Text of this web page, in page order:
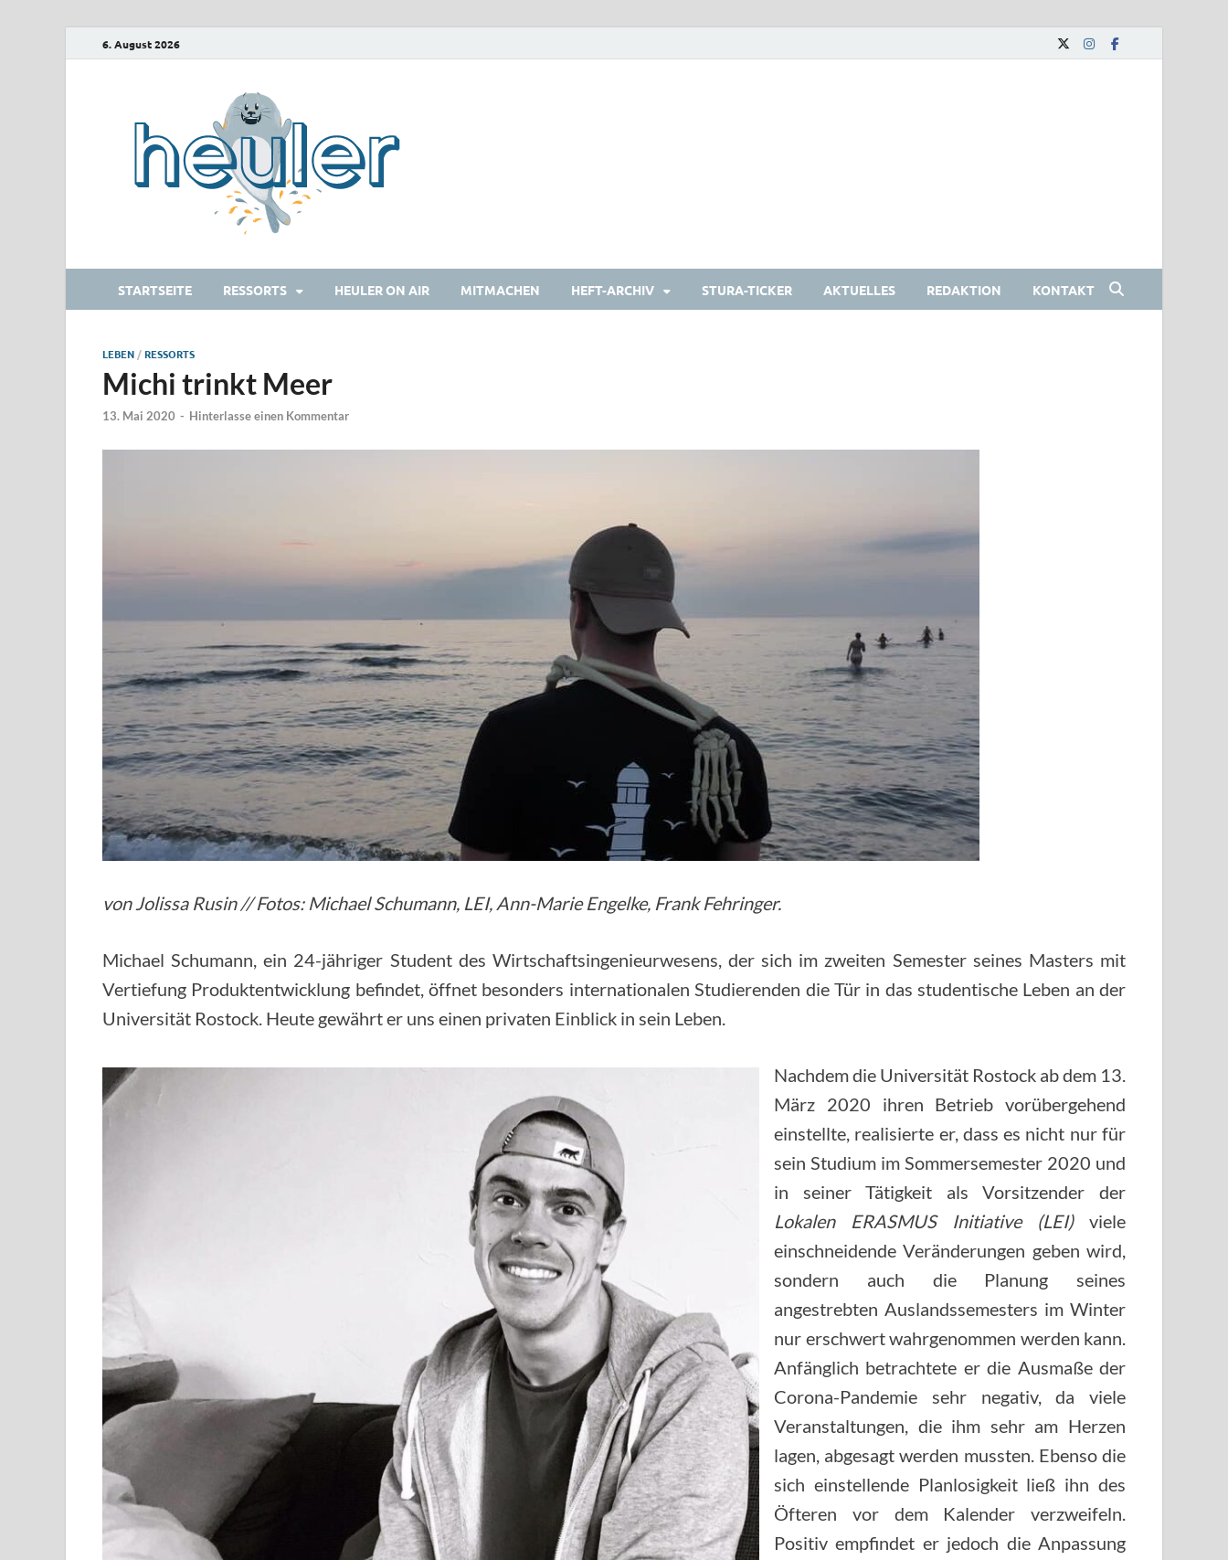
6. August 2026
STARTSEITE RESSORTS HEULER ON AIR MITMACHEN HEFT-ARCHIV STURA-TICKER AKTUELLES REDAKTION KONTAKT
LEBEN /RESSORTS
Michi trinkt Meer
13. Mai 2020 - Hinterlasse einen Kommentar
von Jolissa Rusin // Fotos: Michael Schumann, LEI, Ann-Marie Engelke, Frank Fehringer.
Michael Schumann, ein 24-jähriger Student des Wirtschaftsingenieurwesens, der sich im zweiten Semester seines Masters mit
Vertiefung Produktentwicklung befindet, öffnet besonders internationalen Studierenden die Tür in das studentische Leben an der
Universität Rostock. Heute gewährt er uns einen privaten Einblick in sein Leben.
Nachdem die Universität Rostock ab dem 13.
März 2020 ihren Betrieb vorübergehend
einstellte, realisierte er, dass es nicht nur für
sein Studium im Sommersemester 2020 und
in seiner Tätigkeit als Vorsitzender der
Lokalen ERASMUS Initiative (LEI)viele
einschneidende Veränderungen geben wird,
sondern auch die Planung seines
angestrebten Auslandssemesters im Winter
nur erschwert wahrgenommen werden kann.
Anfänglich betrachtete er die Ausmaße der
Corona-Pandemie sehr negativ, da viele
Veranstaltungen, die ihm sehr am Herzen
lagen, abgesagt werden mussten. Ebenso die
sich einstellende Planlosigkeit ließ ihn des
Öfteren vor dem Kalender verzweifeln.
Positiv empfindet er jedoch die Anpassung